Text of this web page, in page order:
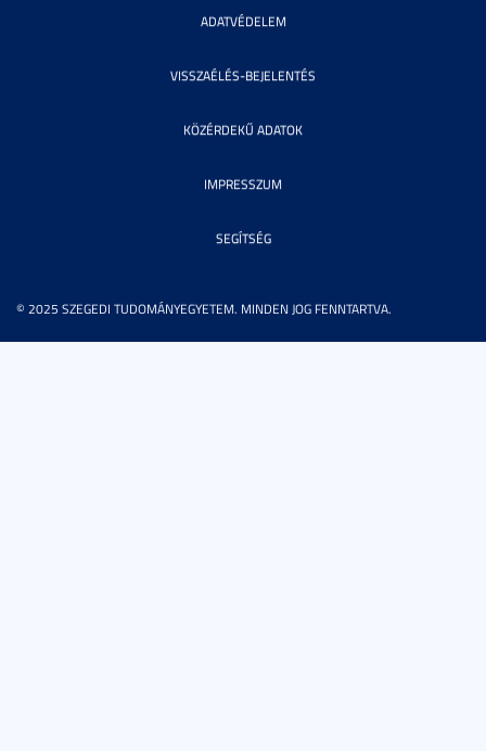
© 2025 SZEGEDI TUDOMÁNYEGYETEM. MINDEN JOG FENNTARTVA.
ADATVÉDELEM
VISSZAÉLÉS-BEJELENTÉS
KÖZÉRDEKŰ ADATOK
IMPRESSZUM
SEGÍTSÉG